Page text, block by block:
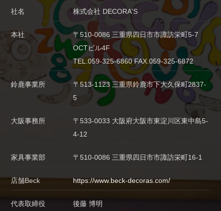
社名 株式会社 DECORA'S
本社
〒510-0086 三重県四日市市諏訪栄町5-7
OCTビル4F
TEL.059-325-6860 FAX.059-325-6872
鈴鹿事業所
〒513-1123 三重県鈴鹿市下大久保町2837-
5
大阪事務所
〒533-0033 大阪府大阪市東淀川区東中島5-
4-12
家具事業部 〒510-0086 三重県四日市市諏訪栄町16-1
店舗Beck https://www.beck-decoras.com/
代表取締役 後藤 博明